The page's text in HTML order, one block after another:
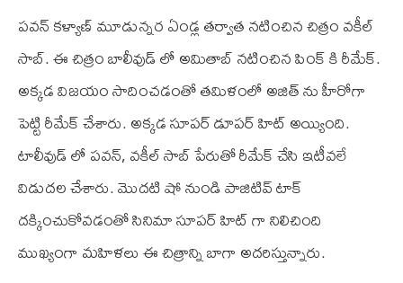
పవన్ కళ్యాణ్ మూడున్నర ఏండ్ల తర్వాత నటించిన చిత్రం వకీల్
సాబ్. ఈ చిత్రం బాలీవుడ్ లో అమితాబ్ నటించిన పింక్ కి రీమేక్.
అక్కడ విజయం సాదించడంతో తమిళంలో అజిత్ ను హీరోగా
పెట్టి రీమేక్ చేశారు. అక్కడ సూపర్ డూపర్ హిట్ అయ్యింది.
టాలీవుడ్ లో పవన్, వకీల్ సాబ్ పేరుతో రీమేక్ చేసి ఇటీవలే
విడుదల చేశారు. మొదటి షో నుండి పాజిటివ్ టాక్
దక్కించుకోవడంతో సినిమా సూపర్ హిట్ గా నిలిచింది
ముఖ్యంగా మహిళలు ఈ చిత్రాన్ని బాగా అదరిస్తున్నారు.